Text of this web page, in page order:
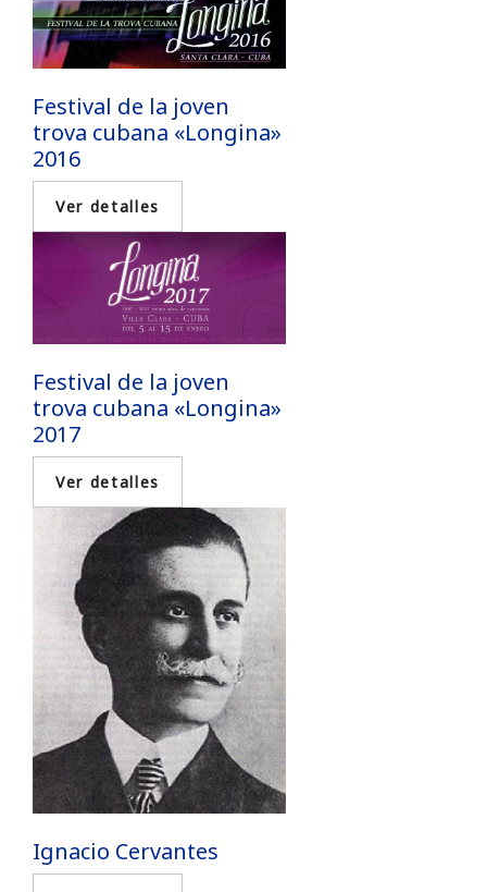
Festival de la joven
trova cubana «Longina»
2016
Festival de la joven
trova cubana «Longina»
2017
Ignacio Cervantes